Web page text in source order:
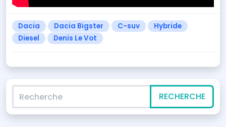
Dacia Dacia Bigster C-suv
Hybride
Diesel
Denis Le Vot
Recherche
RECHERCHE